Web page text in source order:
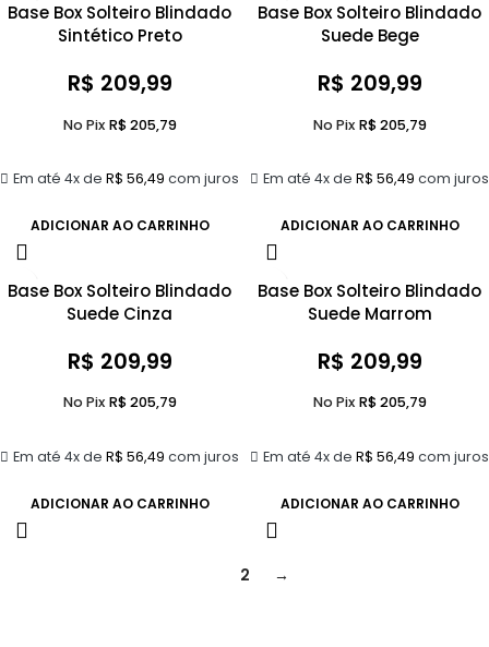
Base Box Solteiro Blindado
Sintético Preto
R$ 209,99
Em até 4x de R$ 56,49 com juros
No Pix R$205,79
ADICIONAR AO CARRINHO
Base Box Solteiro Blindado
Suede Bege
R$ 209,99
Em até 4x de R$ 56,49 com juros
No Pix R$205,79
ADICIONAR AO CARRINHO
Base Box Solteiro Blindado
Suede Cinza
R$ 209,99
Em até 4x de R$ 56,49 com juros
No Pix R$205,79
ADICIONAR AO CARRINHO
Base Box Solteiro Blindado
Suede Marrom
R$ 209,99
Em até 4x de R$ 56,49 com juros
No Pix R$205,79
ADICIONAR AO CARRINHO
2 →